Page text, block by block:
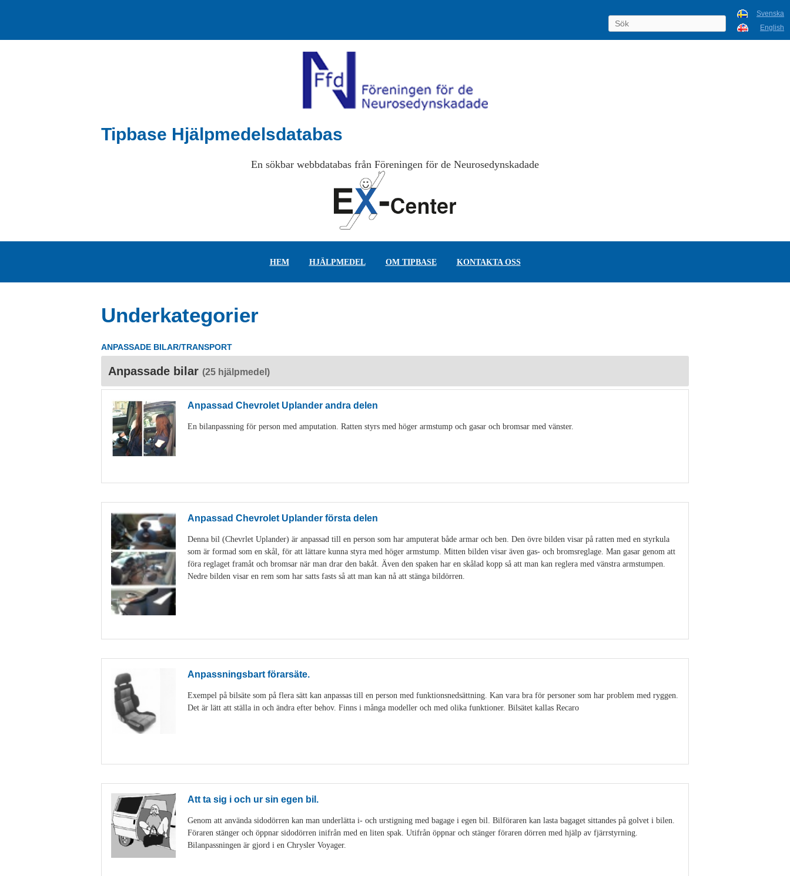
Svenska
English
Tipbase Hjälpmedelsdatabas
En sökbar webbdatabas från Föreningen för de Neurosedynskadade
HEM HJÄLPMEDEL OM TIPBASE KONTAKTA OSS
Underkategorier
ANPASSADE BILAR/TRANSPORT
Anpassade bilar (25 hjälpmedel)
Anpassad Chevrolet Uplander andra delen
En bilanpassning för person med amputation. Ratten styrs med höger armstump och gasar och bromsar med vänster.
Anpassad Chevrolet Uplander första delen
Denna bil (Chevrlet Uplander) är anpassad till en person som har amputerat både armar och ben. Den övre bilden visar på ratten med en styrkula
som är formad som en skål, för att lättare kunna styra med höger armstump. Mitten bilden visar även gas- och bromsreglage. Man gasar genom att
föra reglaget framåt och bromsar när man drar den bakåt. Även den spaken har en skålad kopp så att man kan reglera med vänstra armstumpen.
Nedre bilden visar en rem som har satts fasts så att man kan nå att stänga bildörren.
Anpassningsbart förarsäte.
Exempel på bilsäte som på flera sätt kan anpassas till en person med funktionsnedsättning. Kan vara bra för personer som har problem med ryggen.
Det är lätt att ställa in och ändra efter behov. Finns i många modeller och med olika funktioner. Bilsätet kallas Recaro
Att ta sig i och ur sin egen bil.
Genom att använda sidodörren kan man underlätta i- och urstigning med bagage i egen bil. Bilföraren kan lasta bagaget sittandes på golvet i bilen.
Föraren stänger och öppnar sidodörren inifrån med en liten spak. Utifrån öppnar och stänger föraren dörren med hjälp av fjärrstyrning.
Bilanpassningen är gjord i en Chrysler Voyager.